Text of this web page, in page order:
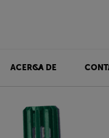
ACERCA DE